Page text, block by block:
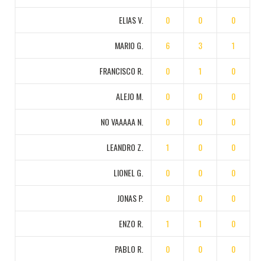
ELIAS V. 0 0 0
MARIO G. 6 3 1
FRANCISCO R. 0 1 0
ALEJO M. 0 0 0
NO VAAAAA N. 0 0 0
LEANDRO Z. 1 0 0
LIONEL G. 0 0 0
JONAS P. 0 0 0
ENZO R. 1 1 0
PABLO R. 0 0 0